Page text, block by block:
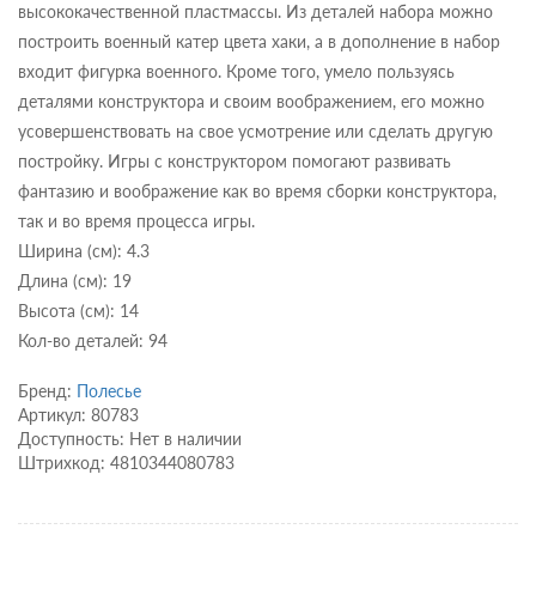
высококачественной пластмассы. Из деталей набора можно
построить военный катер цвета хаки, а в дополнение в набор
входит фигурка военного. Кроме того, умело пользуясь
деталями конструктора и своим воображением, его можно
усовершенствовать на свое усмотрение или сделать другую
постройку. Игры с конструктором помогают развивать
фантазию и воображение как во время сборки конструктора,
так и во время процесса игры.
Ширина (см): 4.3
Длина (см): 19
Высота (см): 14
Кол-во деталей: 94
Бренд: Полесье
Артикул: 80783
Доступность: Нет в наличии
Штрихкод: 4810344080783